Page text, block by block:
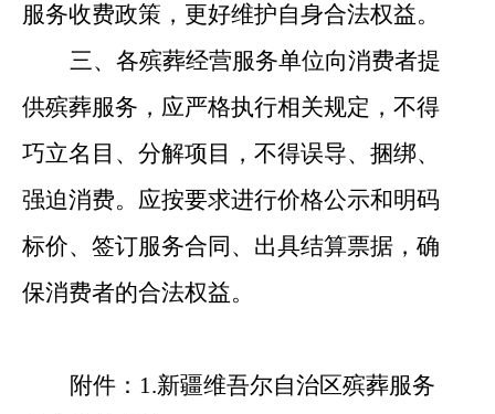
服务收费政策，更好维护自身合法权益。
三、 各殡葬经营服务单位向消费者提
供殡葬服务，应严格执行相关规定，不得
巧立名目、分解项目，不得误导、捆绑、
强迫消费。 应按要求进行价格公示和明码
标价、签订服务合同、出具结算票据，确
保消费者的合法权益。
附件： 1.新疆维吾尔自治区殡葬服务